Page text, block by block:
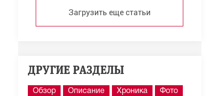
Загрузить еще статьи
ДРУГИЕ РАЗДЕЛЫ
Обзор Описание Хроника
Фото